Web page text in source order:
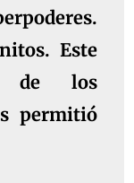
Este
de los
permitió